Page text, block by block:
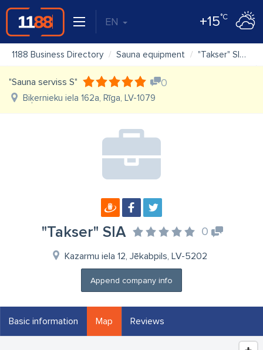
EN +15°C
1188 Business Directory Sauna equipment "Takser" SIA
"Sauna serviss S" 0
Biķernieku iela 162a, Rīga, LV-1079
"Takser" SIA 0
Kazarmu iela 12, Jēkabpils, LV-5202
Append company info
Basic information Map Reviews